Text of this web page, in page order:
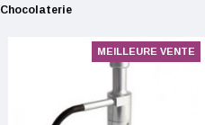
Chocolaterie
MEILLEURE VENTE